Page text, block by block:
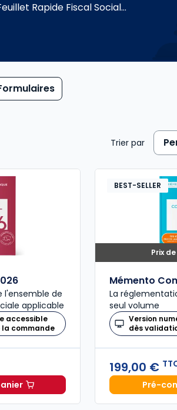
Rapide Fiscal Social...
Trier par
l'ensemble de
applicable
accessible
commande
Social 2026 à 209,00 € TTC
Prix
BEST-SELLER
Mémento
La
seul volume
Version
dès
199,00 €
Pré-